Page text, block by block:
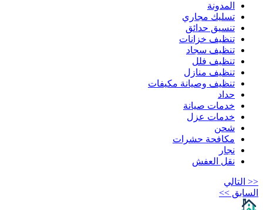
المدونة
تسليك مجاري
تنسيق حدائق
تنظيف خزانات
تنظيف سجاد
تنظيف فلل
تنظيف منازل
تنظيف وصيانة مكيفات
حداد
خدمات صيانة
خدمات عزل
شحن
مكافحة حشرات
نجار
نقل العفش
<< التالي
السابق >>